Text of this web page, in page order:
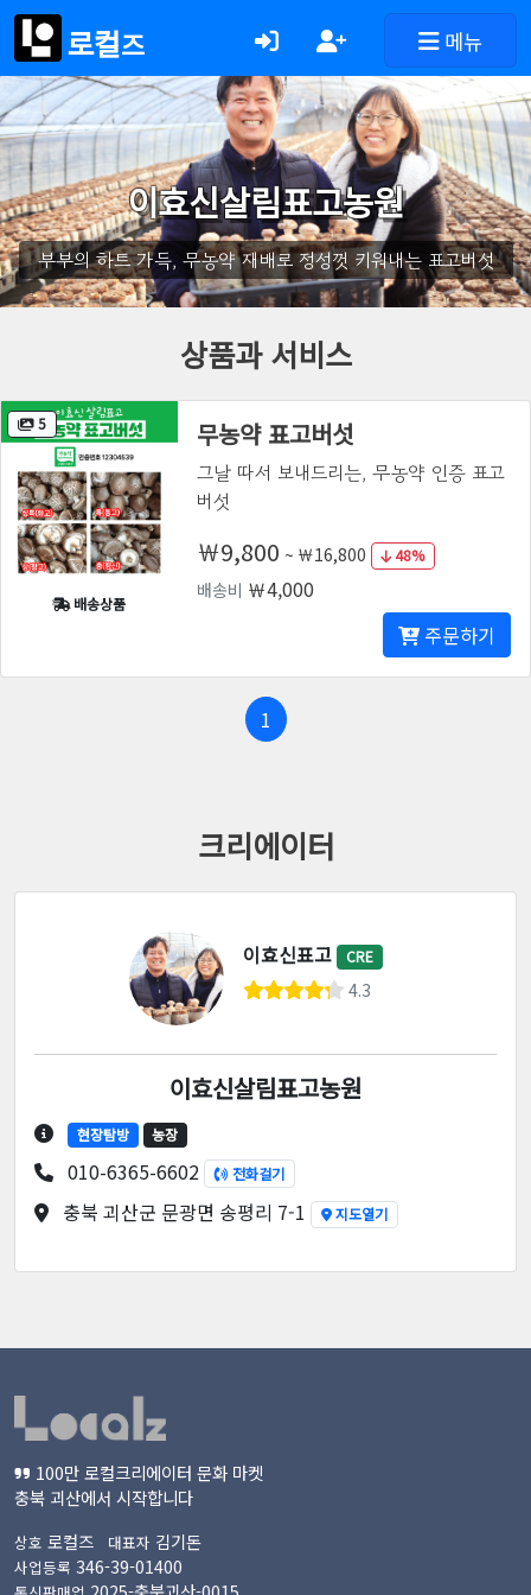
로컬즈 메뉴
이효신살림표고농원
부부의 하트 가득, 무농약 재배로 정성껏 키워내는 표고버섯
상품과 서비스
5
배송상품
무농약 표고버섯
그날 따서 보내드리는, 무농약 인증 표고
버섯
￦9,800 ~ ￦16,800 48%
배송비 ￦4,000
주문하기
1
크리에이터
이효신표고 CRE
4.3
이효신살림표고농원
현장탐방 농장
010-6365-6602 전화걸기
충북 괴산군 문광면 송평리 7-1 지도열기
100만 로컬크리에이터 문화 마켓
충북 괴산에서 시작합니다
상호 로컬즈 대표자 김기돈
사업등록 346-39-01400